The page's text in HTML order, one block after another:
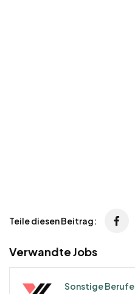
Teile diesen Beitrag:
Verwandte Jobs
Sonstige Berufe